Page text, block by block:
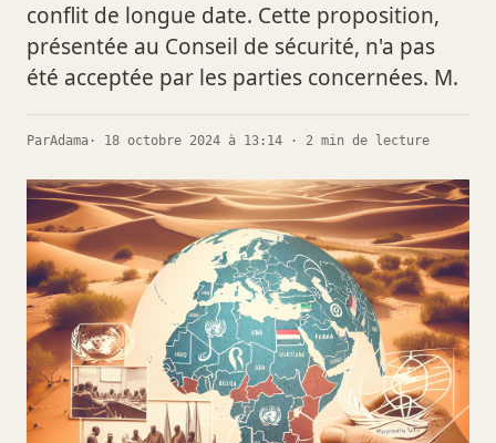
conflit de longue date. Cette proposition,
présentée au Conseil de sécurité, n'a pas
été acceptée par les parties concernées. M.
ParAdama · 18 octobre 2024 à 13:14 · 2 min de lecture